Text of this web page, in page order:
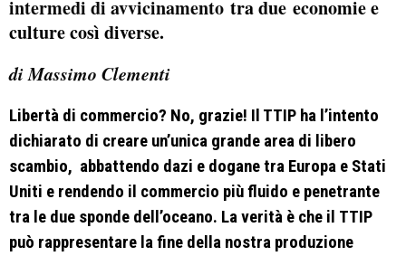
intermedi di avvicinamento tra due economie e
culture così diverse.
di Massimo Clementi
Libertà di commercio? No, grazie! Il TTIP ha l’intento
dichiarato di creare un’unica grande area di libero
scambio, abbattendo dazi e dogane tra Europa e Stati
Uniti e rendendo il commercio più fluido e penetrante
tra le due sponde dell’oceano. La verità è che il TTIP
può rappresentare la fine della nostra produzione